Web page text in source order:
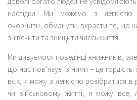
наслідки. Ми можемо з легкістю
очорнити, обманути, вкрасти те, що
знівечити та знищити чиєсь життя.
Ми дивуємося поведінці книжників,
що нас пов’язує із ними – це
всіх; я можу з легкістю розібратися в
чи військовому житті; я можу все,